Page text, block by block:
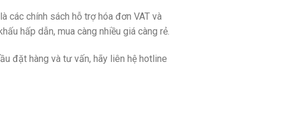
các chính sách hỗ trợ hóa đơn VAT và
hấp dẫn, mua càng nhiều giá càng rẻ.
đặt hàng và tư vấn, hãy liên hệ hotline